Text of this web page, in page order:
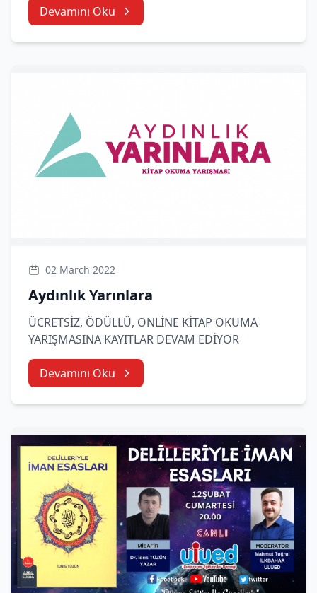
Devamını Oku
02 March 2022
Aydınlık Yarınlara
ÜCRETSİZ, ÖDÜLLÜ, ONLİNE KİTAP OKUMA
YARIŞMASINA KAYITLAR DEVAM EDİYOR
Devamını Oku